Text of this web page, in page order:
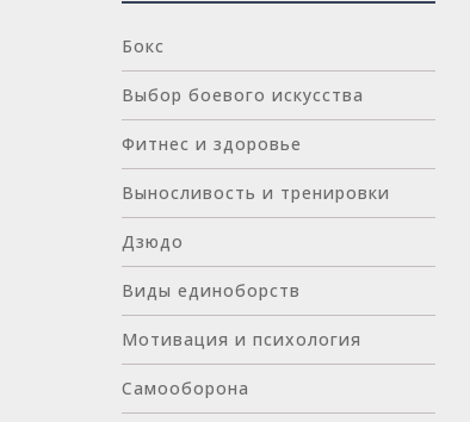
Бокс
Выбор боевого искусства
Фитнес и здоровье
Выносливость и тренировки
Дзюдо
Виды единоборств
Мотивация и психология
Самооборона